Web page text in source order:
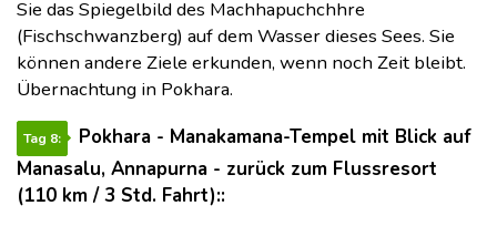
Sie das Spiegelbild des Machhapuchchhre
(Fischschwanzberg) auf dem Wasser dieses Sees. Sie
können andere Ziele erkunden, wenn noch Zeit bleibt.
Übernachtung in Pokhara.
Tag 8:
Pokhara - Manakamana-Tempel mit Blick auf
Manasalu, Annapurna - zurück zum Flussresort
(110 km / 3 Std. Fahrt)::